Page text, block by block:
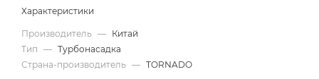
Характеристики
Производитель — Китай
Тип — Турбонасадка
Страна-производитель — TORNADO